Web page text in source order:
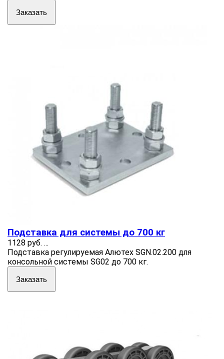
Заказать
Подставка для системы до 700 кг
1128 руб. ...
Подставка регулируемая Алютех SGN.02.200 для
консольной системы SG02 до 700 кг.
Заказать